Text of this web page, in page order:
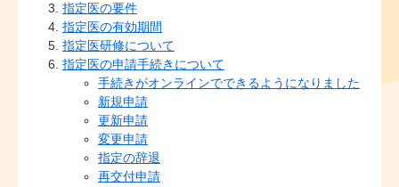
指定医の要件
指定医の有効期間
指定医研修について
指定医の申請手続きについて
手続きがオンラインでできるようになりました
新規申請
更新申請
変更申請
指定の辞退
再交付申請